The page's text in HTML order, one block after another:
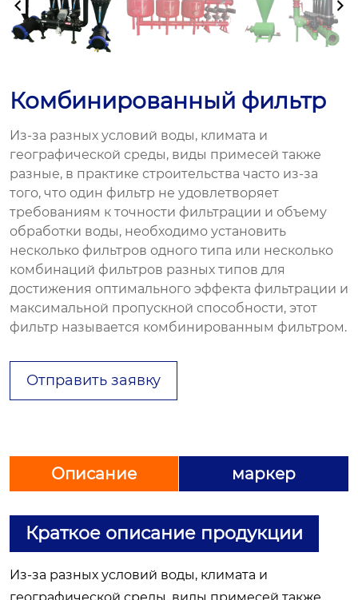
Комбинированный фильтр
Из-за разных условий воды, климата и
географической среды, виды примесей также
разные, в практике строительства часто из-за
того, что один фильтр не удовлетворяет
требованиям к точности фильтрации и объему
обработки воды, необходимо установить
несколько фильтров одного типа или несколько
комбинаций фильтров разных типов для
достижения оптимального эффекта фильтрации и
максимальной пропускной способности, этот
фильтр называется комбинированным фильтром.
Отправить заявку
Описание маркер
Краткое описание продукции
Из-за разных условий воды, климата и
географической среды, виды примесей также